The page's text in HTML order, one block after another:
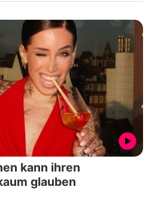
kann ihren
glauben